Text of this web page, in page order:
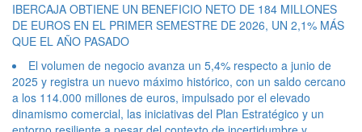
IBERCAJA OBTIENE UN BENEFICIO NETO DE 184 MILLONES
DE EUROS EN EL PRIMER SEMESTRE DE 2026, UN 2,1% MÁS
QUE EL AÑO PASADO
El volumen de negocio avanza un 5,4% respecto a junio de
2025 y registra un nuevo máximo histórico, con un saldo cercano
a los 114.000 millones de euros, impulsado por el elevado
dinamismo comercial, las iniciativas del Plan Estratégico y un